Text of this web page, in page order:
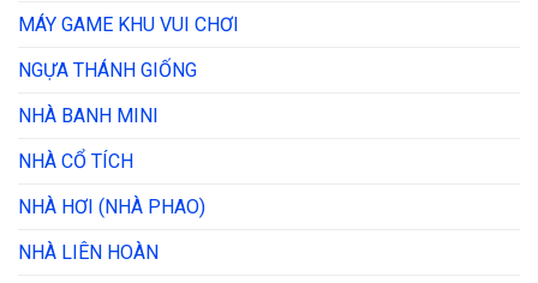
MÁY GAME KHU VUI CHƠI
NGỰA THÁNH GIỐNG
NHÀ BANH MINI
NHÀ CỔ TÍCH
NHÀ HƠI (NHÀ PHAO)
NHÀ LIÊN HOÀN